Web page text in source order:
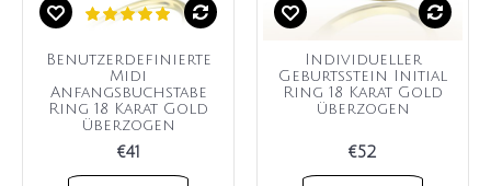
Benutzerdefinierte
Midi
Anfangsbuchstabe
Ring 18 Karat Gold
überzogen
€41
Individueller
Geburtsstein Initial
Ring 18 Karat Gold
überzogen
€52